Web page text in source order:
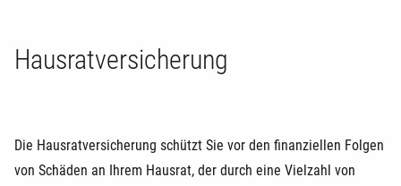
Hausratversicherung
Die Hausratversicherung schützt Sie vor den finanziellen Folgen
von Schäden an Ihrem Hausrat, der durch eine Vielzahl von